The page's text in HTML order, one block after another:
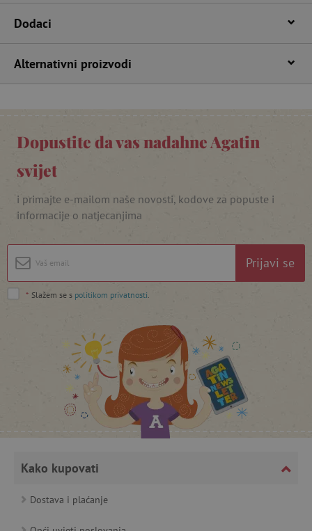
Dodaci
Alternativni proizvodi
Dopustite da vas nadahne Agatin
svijet
i primajte e-mailom naše novosti, kodove za popuste i
informacije o natjecanjima
Prijavi se
* Slažem se s politikom privatnosti
Kako kupovati
Dostava i plaćanje
featureFlagCheckoutExperimentVariant www.agatinsvijet.hr
product_filter_remember www.agatinsvijet.hr
PHPSESSID
PHP.net
www.agatinsvijet.hr
_lb